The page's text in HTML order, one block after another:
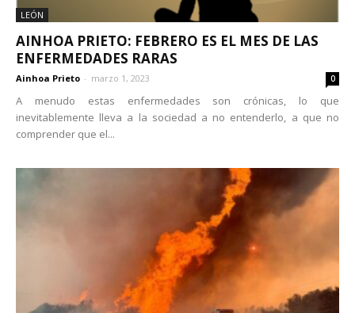
LEÓN
AINHOA PRIETO: FEBRERO ES EL MES DE LAS
ENFERMEDADES RARAS
Ainhoa Prieto - marzo 1, 2023 0
A menudo estas enfermedades son crónicas, lo que
inevitablemente lleva a la sociedad a no entenderlo, a que no
comprender que el...